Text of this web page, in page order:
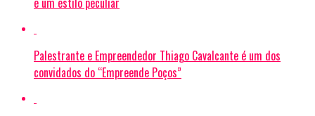
Palestrante e Empreendedor Thiago Cavalcante é um dos
convidados do “Empreende Poços”